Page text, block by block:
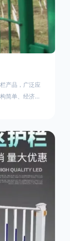
产品，广泛应
简单、经济实
编织形成网格结
，用于与立柱
，以增强耐腐